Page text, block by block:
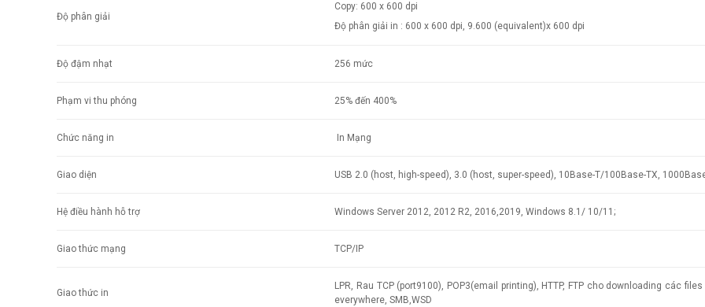
Độ phân giải
Copy: 600 x 600 dpi
Độ phân giải in : 600 x 600 dpi, 9.600 (equivalent)x 600 dpi
Độ đậm nhạt 256 mức
Phạm vi thu phóng 25% đến 400%
Chức năng in In Mạng
Giao diện USB 2.0 (host, high-speed), 3.0 (host, super-speed), 10Base-T/100Base-TX,
Hệ điều hành hỗ trợ Windows Server 2012, 2012 R2, 2016,2019, Windows 8.1/ 10/11;
Giao thức mạng TCP/IP
Giao thức in
LPR, Rau TCP (port9100), POP3(email printing), HTTP, FTP cho downloading các files
everywhere, SMB,WSD